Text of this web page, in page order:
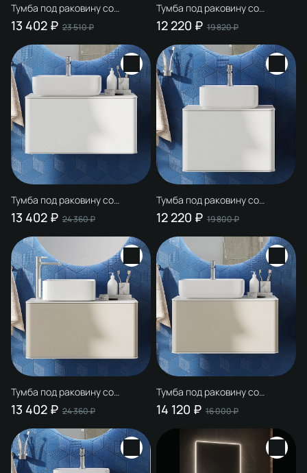
Тумба под раковину со
столешницей STWORKI
Ноттвиль 80 дуб верона, без
выреза под смеситель
13 402 ₽ 23 510 ₽
Тумба под раковину со
столешницей STWORKI
Ноттвиль 60 бежевый шелк, с
отверстием под смеситель
12 220 ₽ 19 820 ₽
Тумба под раковину со
столешницей STWORKI
Ноттвиль 80 белая, без выреза
под смеситель
13 402 ₽ 24 360 ₽
Тумба под раковину со
столешницей STWORKI
Ноттвиль 60 белая, без выреза
под смеситель
12 220 ₽ 19 800 ₽
Тумба под раковину со
столешницей STWORKI
Ноттвиль 80 бежевый шелк, с
отверстием под смеситель
13 402 ₽ 24 360 ₽
Тумба под раковину со
столешницей STWORKI
Ноттвиль 80 бежевый шелк,
без выреза под смеситель
14 120 ₽ 16 000 ₽